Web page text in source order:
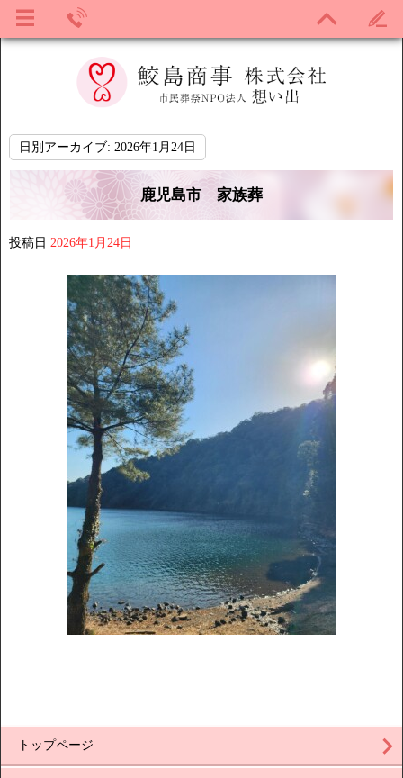
日別アーカイブ: 2026年1月24日
鹿児島市 家族葬
投稿日 2026年1月24日
トップページ